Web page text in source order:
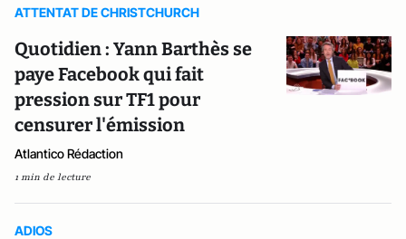
ATTENTAT DE CHRISTCHURCH
Quotidien : Yann Barthès se
paye Facebook qui fait
pression sur TF1 pour
censurer l'émission
Atlantico Rédaction
1 min de lecture
ADIOS